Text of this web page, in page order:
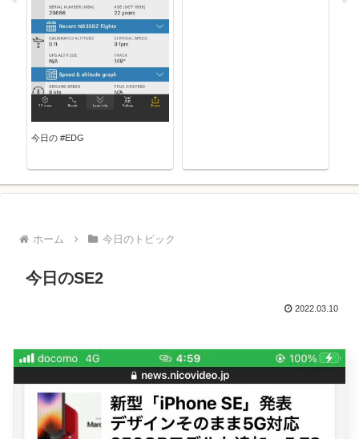
今日の #EDG
ホーム 今日のトピック
今日のSE2
2022.03.10